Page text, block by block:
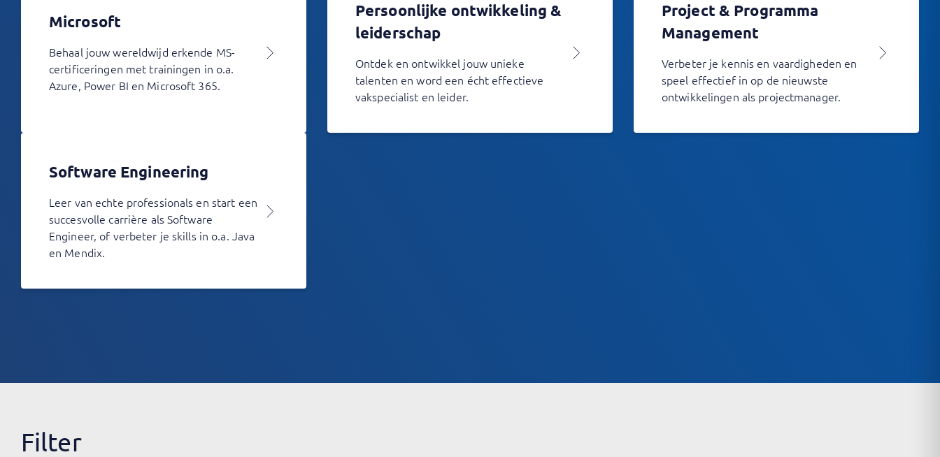
Microsoft
Behaal jouw wereldwijd erkende MS-
certificeringen met trainingen in o.a.
Azure, Power BI en Microsoft 365.
Persoonlijke ontwikkeling &
leiderschap
Ontdek en ontwikkel jouw unieke
talenten en word een écht effectieve
vakspecialist en leider.
Project & Programma
Management
Verbeter je kennis en vaardigheden en
speel effectief in op de nieuwste
ontwikkelingen als projectmanager.
Software Engineering
Leer van echte professionals en start een
succesvolle carrière als Software
Engineer, of verbeter je skills in o.a. Java
en Mendix.
Filter